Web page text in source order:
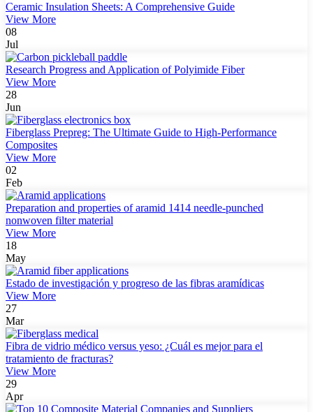
Ceramic Insulation Sheets: A Comprehensive Guide
View More
08
Jul
Research Progress and Application of Polyimide Fiber
View More
28
Jun
Fiberglass Prepreg: The Ultimate Guide to High-Performance
Composites
View More
02
Feb
Preparation and properties of aramid 1414 needle-punched
nonwoven filter material
View More
18
May
Estado de investigación y progreso de las fibras aramídicas
View More
27
Mar
Fibra de vidrio médico versus yeso: ¿Cuál es mejor para el
tratamiento de fracturas?
View More
29
Apr